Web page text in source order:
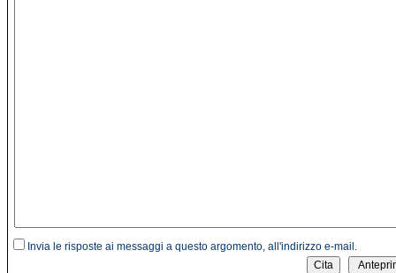
Invia le risposte ai messaggi a questo argomento, all'indirizzo e-mail.